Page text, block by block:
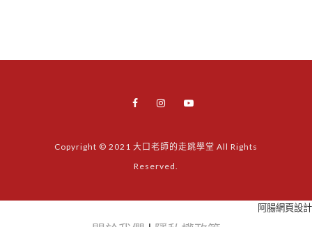
Copyright © 2021 大口老師的走跳學堂 All Rights
Reserved.
阿腸網頁設計